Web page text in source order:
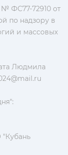
ФС77-72910 от
по надзору в
и массовых
Людмила